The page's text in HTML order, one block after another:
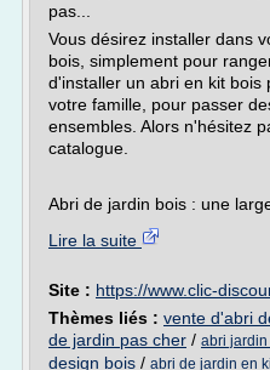
pas...
Vous désirez installer dans
bois, simplement pour
d'installer un abri en kit bois
votre famille, pour passer
ensembles. Alors n'hésitez
catalogue.
Abri de jardin bois : une
Lire la suite
Site : https://www.clic-
Thèmes liés : vente d'abri
de jardin pas cher / abri
design bois / abri de jardin en